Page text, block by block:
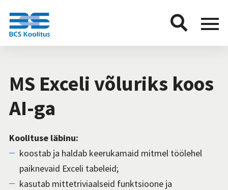
BCS
Menu
MS Exceli võluriks koos
AI-ga
Koolituse läbinu:
koostab ja haldab keerukamaid mitmel töölehel
paiknevaid Exceli tabeleid;
kasutab mittetriviaalseid funktsioone ja